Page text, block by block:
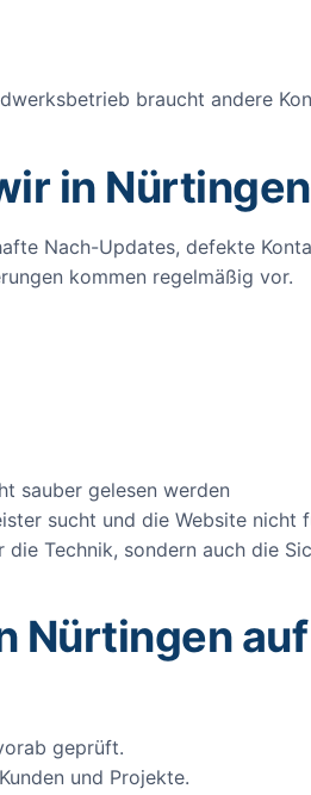
braucht andere
in
Nach-Updates, defekte
kommen regelmäßig vor.
sauber gelesen werden
sucht und die Website
Technik, sondern auch die
Nürtingen
geprüft.
und Projekte.